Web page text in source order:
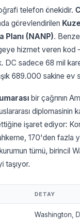
telefon önekidir.
görevlendirilen
Planı (NANP).
hizmet veren kod
DC sadece 68 mil
689.000 sakine ev
bir çağrının
diplomasinin
işaret ediyor:
170'den fazla
tümü, birincil
taşıyor.
DETAY
Washington,